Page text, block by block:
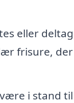
eller
frisure,
i stand